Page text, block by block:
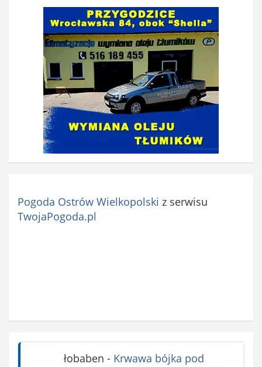
Pogoda Ostrów Wielkopolski z serwisu
TwojaPogoda.pl
łobaben - Krwawa bójka pod